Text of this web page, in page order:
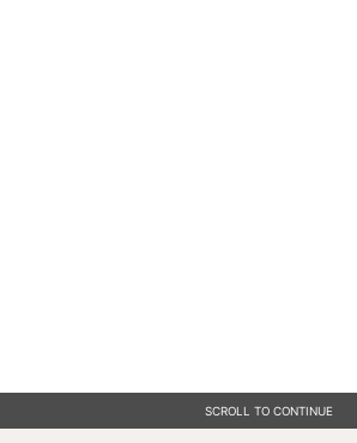
SCROLL TO CONTINUE